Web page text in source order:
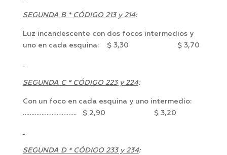
SEGUNDA B * CÓDIGO 213 y 214:
Luz incandescente con dos focos intermedios y
uno en cada esquina: $ 3,30 $ 3,70
SEGUNDA C * CÓDIGO 223 y 224:
Con un foco en cada esquina y uno intermedio:
………………………….. $ 2,90 $ 3,20
SEGUNDA D * CÓDIGO 233 y 234: